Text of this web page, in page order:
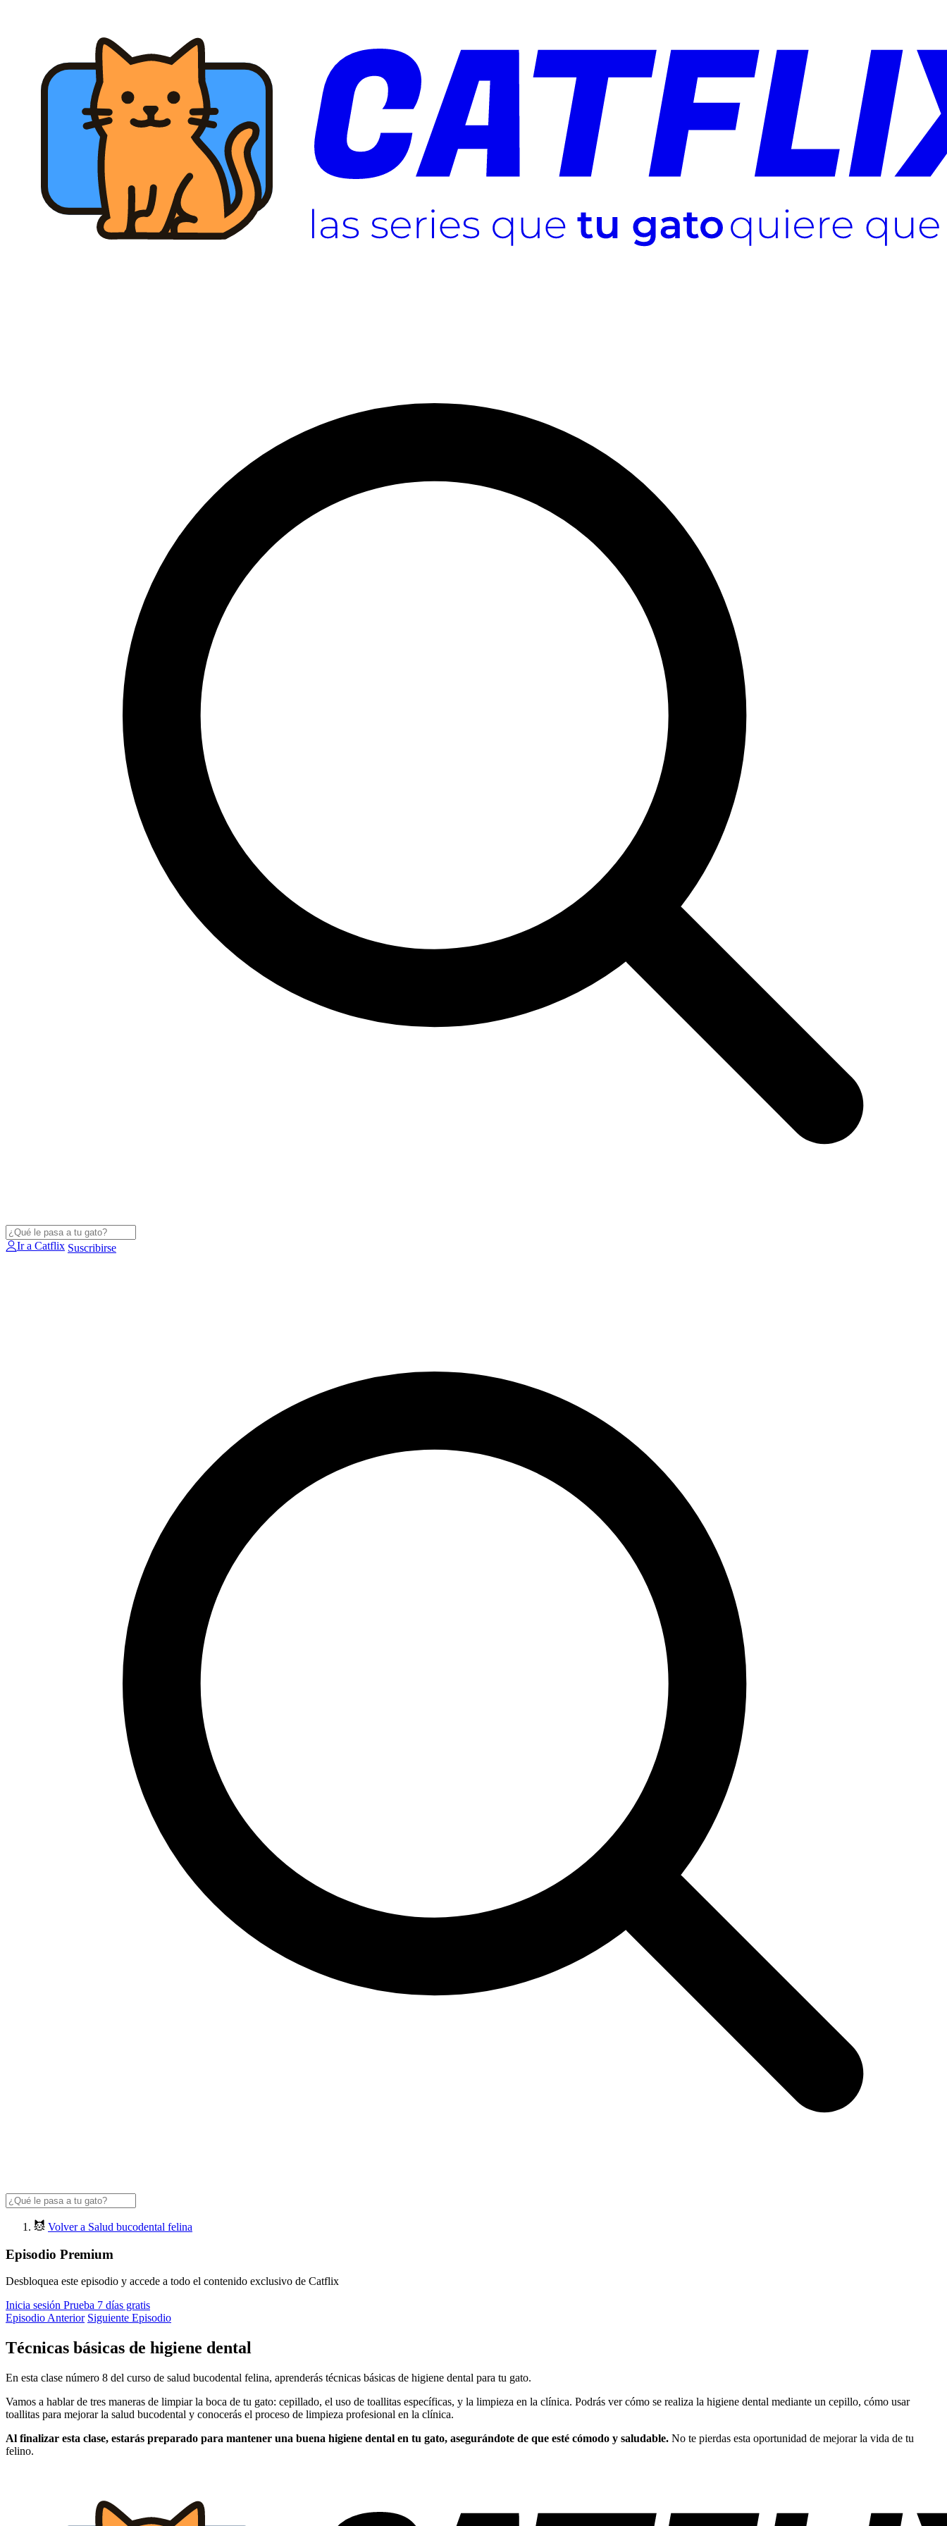
Ir a Catflix Suscribirse
Volver a Salud bucodental felina
Episodio Premium
Desbloquea este episodio y accede a todo el contenido exclusivo de Catflix
Inicia sesión Prueba 7 días gratis
Episodio Anterior Siguiente Episodio
Técnicas básicas de higiene dental
En esta clase número 8 del curso de salud bucodental felina, aprenderás técnicas básicas de higiene dental para tu gato.
Vamos a hablar de tres maneras de limpiar la boca de tu gato: cepillado, el uso de toallitas específicas, y la limpieza en la clínica. Podrás ver cómo se realiza la higiene dental mediante un cepillo, cómo usar
toallitas para mejorar la salud bucodental y conocerás el proceso de limpieza profesional en la clínica.
Al finalizar esta clase, estarás preparado para mantener una buena higiene dental en tu gato, asegurándote de que esté cómodo y saludable. No te pierdas esta oportunidad de mejorar la vida de tu
felino.